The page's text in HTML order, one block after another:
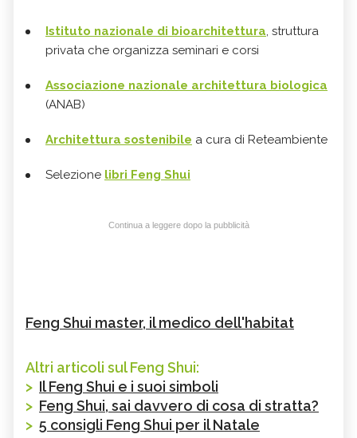
Istituto nazionale di bioarchitettura, struttura
privata che organizza seminari e corsi
Associazione nazionale architettura biologica
(ANAB)
Architettura sostenibile a cura di Reteambiente
Selezione libri Feng Shui
Continua a leggere dopo la pubblicità
Feng Shui master, il medico dell'habitat
Altri articoli sul Feng Shui:
> Il Feng Shui e i suoi simboli
> Feng Shui, sai davvero di cosa di stratta?
> 5 consigli Feng Shui per il Natale